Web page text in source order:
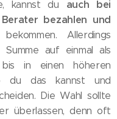
kannst du auch bei
bezahlen und
Allerdings
auf einmal als
in einen höheren
du das kannst und
Die Wahl sollte
überlassen, denn oft